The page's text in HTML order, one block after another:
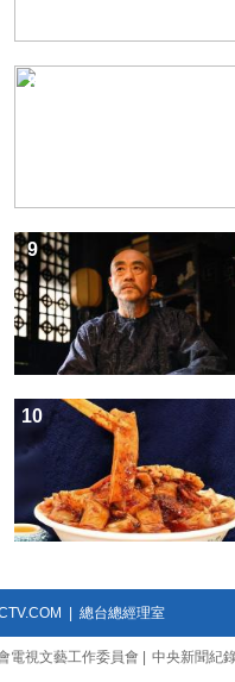
8
9
10
總台總經理室
電視文藝工作委員會 中央新聞紀